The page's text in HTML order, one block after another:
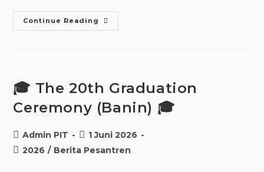
Continue Reading
🎓 The 20th Graduation
Ceremony (Banin) 🎓
Admin PIT
1 Juni 2026
2026 / Berita Pesantren